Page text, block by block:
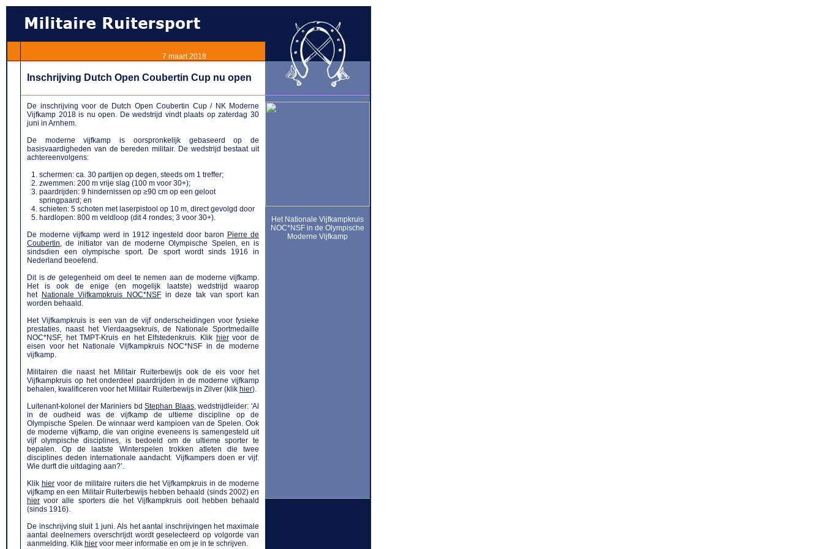
7 maart 2018
Inschrijving Dutch Open Coubertin Cup nu open
De inschrijving voor de Dutch Open Coubertin Cup / NK Moderne
Vijfkamp 2018 is nu open. De wedstrijd vindt plaats op zaterdag 30
juni in Arnhem.
De moderne vijfkamp is oorspronkelijk gebaseerd op de
basisvaardigheden van de bereden militair. De wedstrijd bestaat uit
achtereenvolgens:
schermen: ca. 30 partijen op degen, steeds om 1 treffer;
zwemmen: 200 m vrije slag (100 m voor 30+);
paardrijden: 9 hindernissen op ≥90 cm op een geloot
springpaard; en
schieten: 5 schoten met laserpistool op 10 m, direct gevolgd door
hardlopen: 800 m veldloop (dit 4 rondes; 3 voor 30+).
De moderne vijfkamp werd in 1912 ingesteld door baron Pierre de
Coubertin, de initiator van de moderne Olympische Spelen, en is
sindsdien een olympische sport. De sport wordt sinds 1916 in
Nederland beoefend.
Dit isde gelegenheid om deel te nemen aan de moderne vijfkamp.
Het is ook de enige (en mogelijk laatste) wedstrijd waarop
het Nationale Vijfkampkruis NOC*NSF in deze tak van sport kan
worden behaald.
Het Vijfkampkruis is een van de vijf onderscheidingen voor fysieke
prestaties, naast het Vierdaagsekruis, de Nationale Sportmedaille
NOC*NSF, het TMPT-Kruis en het Elfstedenkruis. Klik hiervoor de
eisen voor het Nationale Vijfkampkruis NOC*NSF in de moderne
vijfkamp.
Militairen die naast het Militair Ruiterbewijs ook de eis voor het
Vijfkampkruis op het onderdeel paardrijden in de moderne vijfkamp
behalen, kwalificeren voor het Militair Ruiterbewijs in Zilver (klik hier).
Luitenant-kolonel der Mariniers bdStephan Blaas, wedstrijdleider: 'Al
in de oudheid was de vijfkamp de ultieme discipline op de
Olympische Spelen. De winnaar werd kampioen van de Spelen. Ook
de moderne vijfkamp, die van origine eveneens is samengesteld uit
vijf olympische disciplines, is bedoeld om de ultieme sporter te
bepalen. Op de laatste Winterspelen trokken atleten die twee
disciplines deden internationale aandacht. Vijfkampers doen er vijf.
Wie durft die uitdaging aan?’.
Klik hiervoor de militaire ruiters die het Vijfkampkruis in de moderne
vijfkamp eneen Militair Ruiterbewijs hebben behaald (sinds 2002) en
hier voor alle sporters die het Vijfkampkruis ooit hebben behaald
(sinds 1916).
De inschrijving sluit 1 juni. Als het aantal inschrijvingen het maximale
aantal deelnemers overschrijdt wordt geselecteerd op volgorde van
aanmelding. Klik hier voor meer informatie en om je in te schrijven.
Het Nationale Vijfkampkruis
NOC*NSF in de Olympische
Moderne Vijfkamp